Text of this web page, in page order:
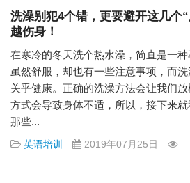
洗澡别犯4个错，更要避开这几个
越伤身！
在寒冷的冬天洗个热水澡，简直是一
虽然舒服，却也有一些注意事项，而
关乎健康。正确的洗澡方法会让我们
方式会导致身体不适，所以，接下来
那些...
英语培训 2019年07月25日